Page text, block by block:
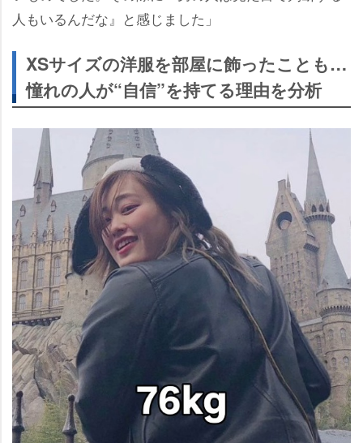
人もいるんだな』と感じました」
XSサイズの洋服を部屋に飾ったことも…
憧れの人が“自信”を持てる理由を分析